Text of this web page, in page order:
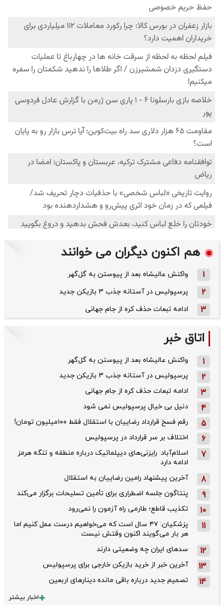
هم اکنون دیگران می خوانند
1 واکنش عالیشاه بعد از پیوستن به گل‌گهر
2 پرسپولیس در آستانه جذب ۳ بازیکن جدید
3 ادامه تبعات حذف کره از جام جهانی
اتاق خبر
1 واکنش عالیشاه بعد از پیوستن به گل‌گهر
2 پرسپولیس در آستانه جذب ۳ بازیکن جدید
3 ادامه تبعات حذف کره از جام جهانی
4 دنیل بی خیال پرسپولیس نمی شود
5 رقم فسخ قرارداد رضاییان با استقلال فقط ۱۰۰میلیون تومان!
6 اختلاف بر سر قرارداد در پرسپولیس
7
اسلام‌آباد: رایزنی‌های دیپلماتیک درباره منطقه و تنگه هرمز
ادامه دارد
8 آخرین پیشنهاد رامین رضاییان به استقلال
9 پنتاگون جلسه اضطراری برای تأمین تسلیحات برگزار می‌کند
10 تکذیب قاطع؛‌ طارمی راه آزمون را نمی‌رود
11
پزشکیان: ۴۷ سال است که می‌خواهیم درست عمل کنیم اما
هر بار می‌گویند اکنون وقتش نیست
12 سدهای ایران چه وضعیتی دارند
13 آخرین خبر از خرید بازیکن خارجی برای پرسپولیس
14 تصمیم جدید درباره باقی مانده دینارهای اربعین
اخبار بیشتر